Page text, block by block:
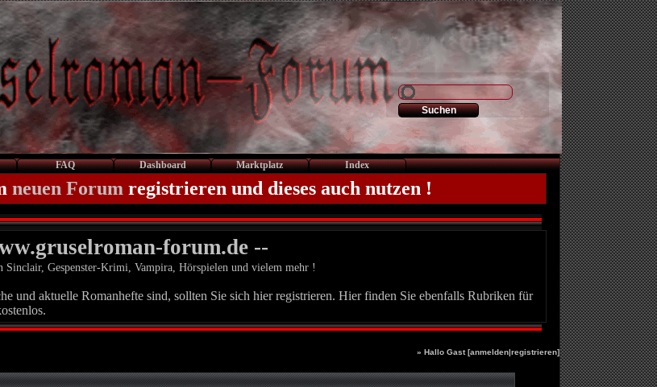
FAQ Dashboard Marktplatz Index
neuen Forum registrieren und dieses auch nutzen !
forum.de --
Sinclair, Gespenster-Krimi, Vampira, Hörspielen und vielem mehr !
und aktuelle Romanhefte sind, sollten Sie sich hier registrieren. Hier finden Sie ebenfalls Rubriken für
» Hallo Gast [anmelden|registrieren]